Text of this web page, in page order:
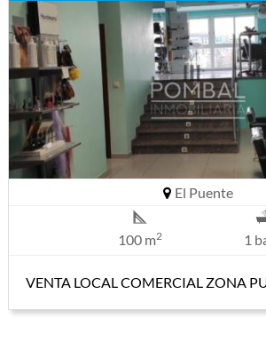
El Puente
100 m2 1
VENTA LOCAL COMERCIAL ZONA